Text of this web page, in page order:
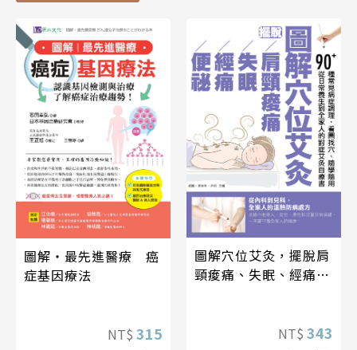
圖解‧最先進醫療 癌
症基因療法
NT$ 315
圖解穴位艾灸，擺脫肩
頸痠痛、失眠、經痛和
NT$ 343